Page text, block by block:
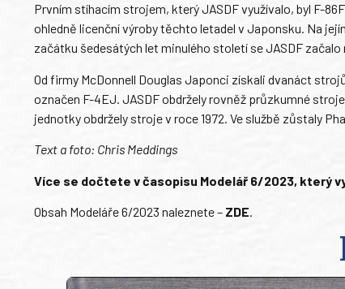
Prvním stíhacím strojem, který JASDF využívalo, byl F-
ohledně licenční výroby těchto letadel v Japonsku. Na
začátku šedesátých let minulého století se JASDF
Od firmy McDonnell Douglas Japonci získali dvanáct
označen F-4EJ. JASDF obdržely rovněž průzkumné
jednotky obdržely stroje v roce 1972. Ve službě zůstaly
Text a foto: Chris Meddings
Více se dočtete v časopisu Modelář 6/2023, který
Obsah Modeláře 6/2023 naleznete – ZDE.